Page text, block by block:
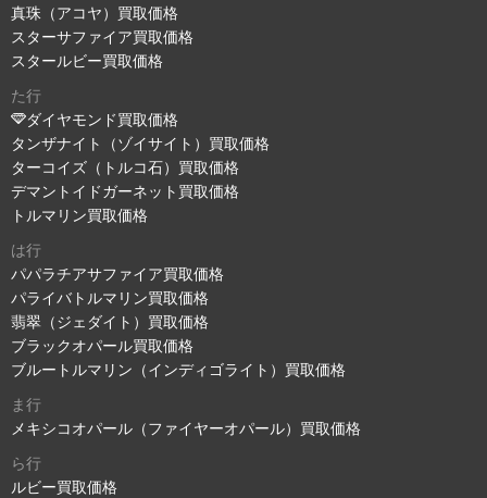
真珠（アコヤ）買取価格
スターサファイア買取価格
スタールビー買取価格
た行
ダイヤモンド買取価格
タンザナイト（ゾイサイト）買取価格
ターコイズ（トルコ石）買取価格
デマントイドガーネット買取価格
トルマリン買取価格
は行
パパラチアサファイア買取価格
パライバトルマリン買取価格
翡翠（ジェダイト）買取価格
ブラックオパール買取価格
ブルートルマリン（インディゴライト）買取価格
ま行
メキシコオパール（ファイヤーオパール）買取価格
ら行
ルビー買取価格